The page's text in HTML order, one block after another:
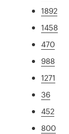
1892
1458
470
988
1271
36
452
800